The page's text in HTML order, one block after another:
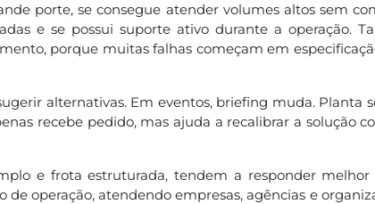
porte, se consegue atender volumes altos sem
e se possui suporte ativo durante a operação.
porque muitas falhas começam em
alternativas. Em eventos, briefing muda. Planta
recebe pedido, mas ajuda a recalibrar a solução
e frota estruturada, tendem a responder melhor
operação, atendendo empresas, agências e